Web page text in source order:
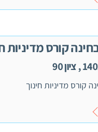
קורס מדיניות
קורס מדיניות חינוך